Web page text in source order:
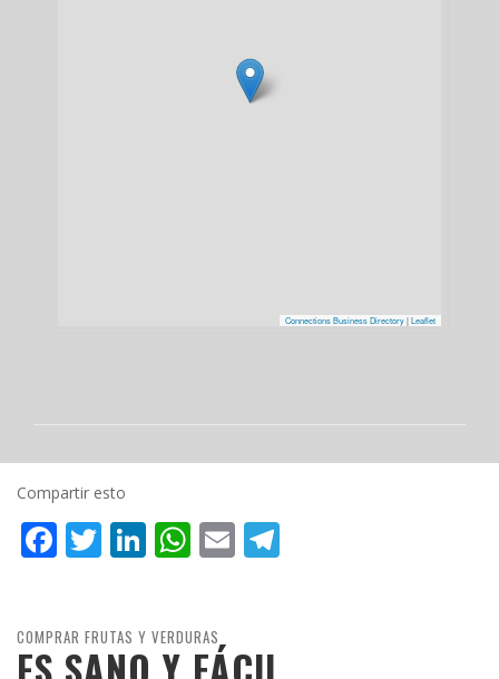
Connections Business Directory|Leaflet
Compartir esto
Facebook
Twitter
LinkedIn
WhatsApp
Email
COMPRAR FRUTAS Y VERDURAS